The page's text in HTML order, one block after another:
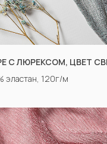
С ЛЮРЕКСОМ, ЦВЕТ
эластан, 120г/м
INSTAGRAM*
TIK TOK*